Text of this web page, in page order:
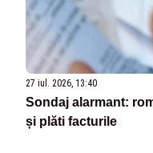
27 iul. 2026, 13:40
Sondaj alarmant:
și plăti facturile